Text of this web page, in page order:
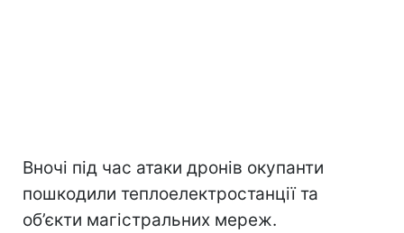
Вночі під час атаки дронів окупанти
пошкодили теплоелектростанції та
об’єкти магістральних мереж.